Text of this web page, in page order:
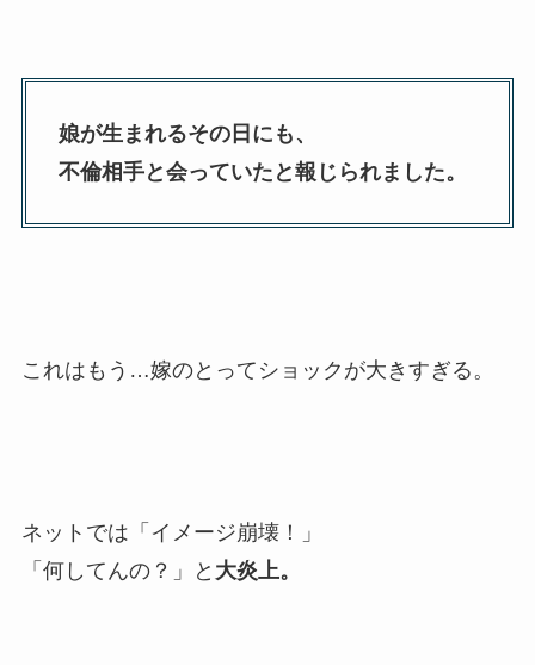
娘が生まれるその日にも、
不倫相手と会っていたと報じられました。
これはもう…嫁のとってショックが大きすぎる。
ネットでは「イメージ崩壊！」
「何してんの？」と 大炎上。